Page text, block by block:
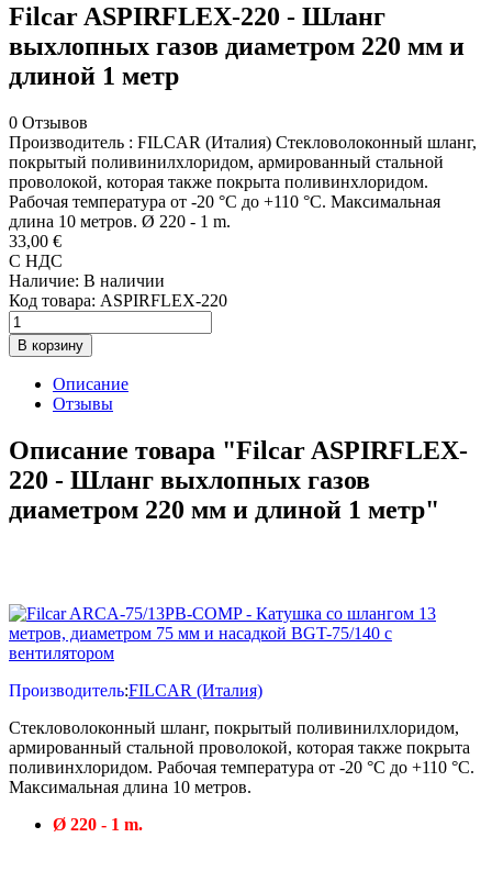
Filcar ASPIRFLEX-220 - Шланг
выхлопных газов диаметром 220 мм и
длиной 1 метр
0 Отзывов
Производитель : FILCAR (Италия) Стекловолоконный шланг,
покрытый поливинилхлоридом, армированный стальной
проволокой, которая также покрыта поливинхлоридом.
Рабочая температура от -20 °C до +110 °C. Максимальная
длина 10 метров. Ø 220 - 1 m.
33,00 €
С НДС
Наличие: В наличии
Код товара: ASPIRFLEX-220
В корзину
Описание
Отзывы
Описание товара "Filcar ASPIRFLEX-
220 - Шланг выхлопных газов
диаметром 220 мм и длиной 1 метр"
Производитель:FILCAR (Италия)
Стекловолоконный шланг, покрытый поливинилхлоридом,
армированный стальной проволокой, которая также покрыта
поливинхлоридом. Рабочая температура от -20 °C до +110 °C.
Максимальная длина 10 метров.
Ø 220 - 1 m.